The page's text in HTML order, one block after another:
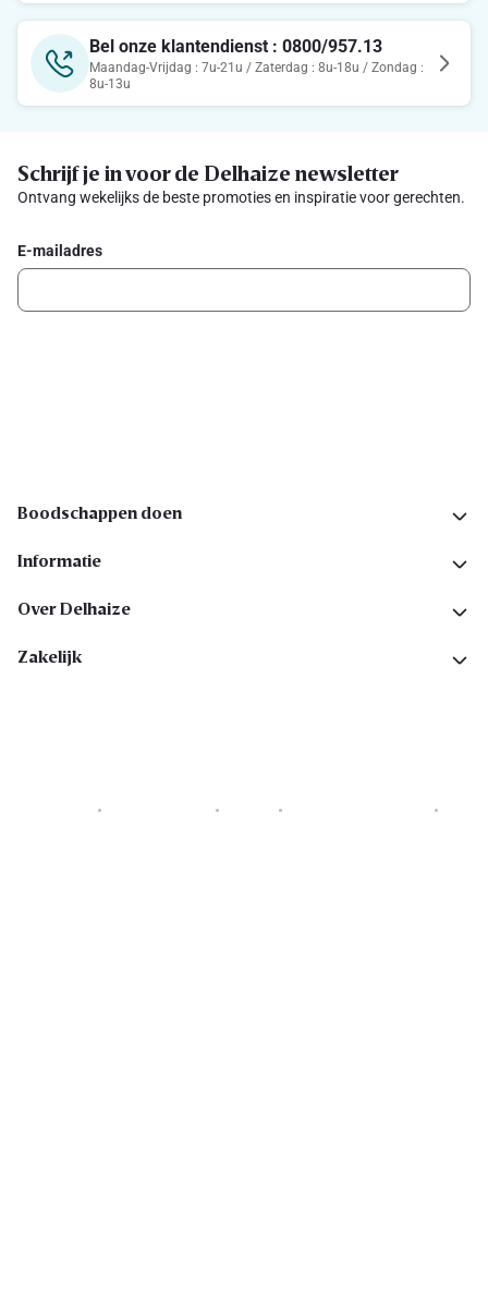
Bel onze klantendienst : 0800/957.13
Maandag-Vrijdag : 7u-21u / Zaterdag : 8u-18u / Zondag :
8u-13u
Schrijf je in voor de Delhaize newsletter
Ontvang wekelijks de beste promoties en inspiratie voor gerechten.
E-mailadres
Boodschappen doen
Informatie
Over Delhaize
Zakelijk